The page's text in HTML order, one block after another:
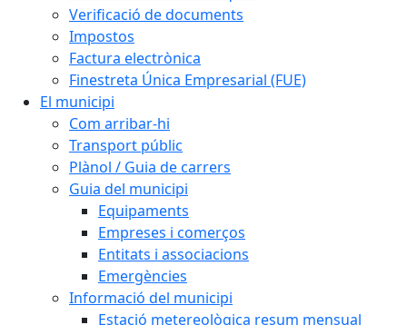
Verificació de documents
Impostos
Factura electrònica
Finestreta Única Empresarial (FUE)
El municipi
Com arribar-hi
Transport públic
Plànol / Guia de carrers
Guia del municipi
Equipaments
Empreses i comerços
Entitats i associacions
Emergències
Informació del municipi
Estació metereològica resum mensual